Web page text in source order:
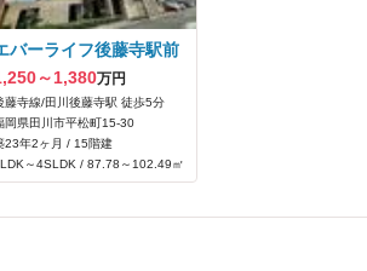
バーライフ後藤寺駅前
～1,380万円
藤寺線/田川後藤寺駅 徒歩5分
岡県田川市平松町15-30
23年2ヶ月 / 15階建
～4SLDK / 87.78～102.49㎡